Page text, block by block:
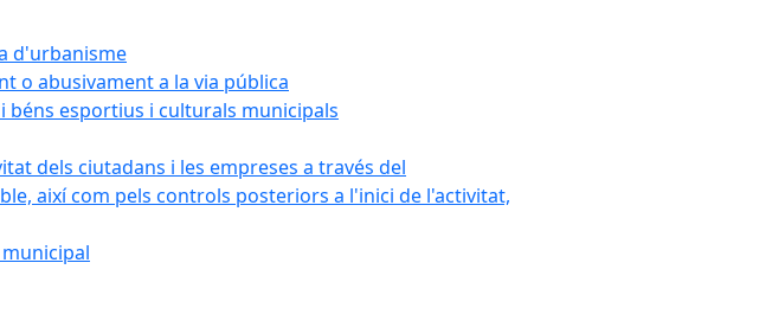
d'urbanisme
o abusivament a la via pública
béns esportius i culturals municipals
dels ciutadans i les empreses a través del
així com pels controls posteriors a l'inici de l'activitat,